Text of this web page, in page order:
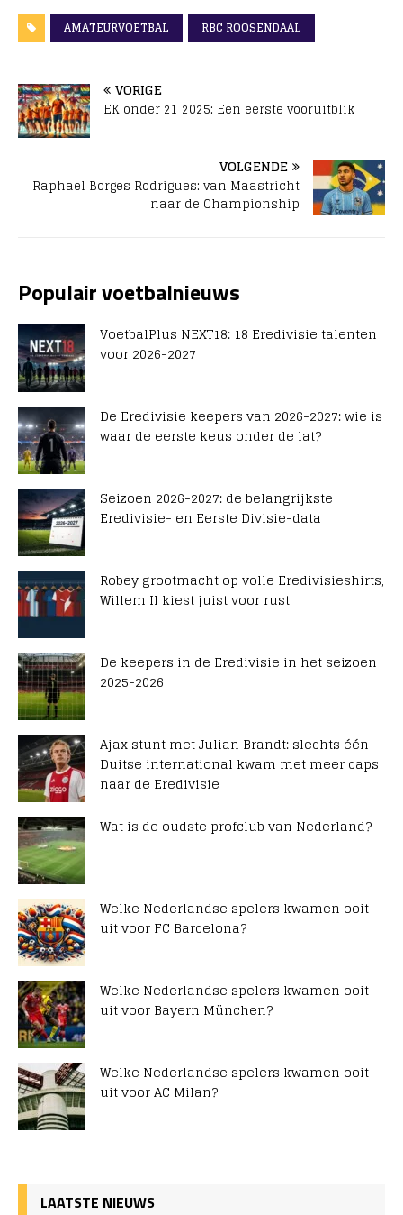
AMATEURVOETBAL RBC ROOSENDAAL
VORIGE
EK onder 21 2025: Een eerste vooruitblik
VOLGENDE
Raphael Borges Rodrigues: van Maastricht
naar de Championship
Populair voetbalnieuws
VoetbalPlus NEXT18: 18 Eredivisie talenten
voor 2026-2027
De Eredivisie keepers van 2026-2027: wie is
waar de eerste keus onder de lat?
Seizoen 2026-2027: de belangrijkste
Eredivisie- en Eerste Divisie-data
Robey grootmacht op volle Eredivisieshirts,
Willem II kiest juist voor rust
De keepers in de Eredivisie in het seizoen
2025-2026
Ajax stunt met Julian Brandt: slechts één
Duitse international kwam met meer caps
naar de Eredivisie
Wat is de oudste profclub van Nederland?
Welke Nederlandse spelers kwamen ooit
uit voor FC Barcelona?
Welke Nederlandse spelers kwamen ooit
uit voor Bayern München?
Welke Nederlandse spelers kwamen ooit
uit voor AC Milan?
LAATSTE NIEUWS